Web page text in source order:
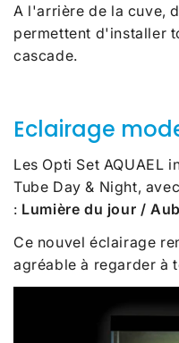
A l'arrière de la cuve,
permettent d'installer
cascade.
Eclairage
Les Opti Set AQUAEL
Tube Day & Night,
: Lumière du jour /
Ce nouvel éclairage
agréable à regarder à